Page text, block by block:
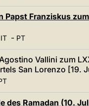
Franziskus
IT- PT
Vallini zum
San Lorenzo [19.
des Ramadan (10.